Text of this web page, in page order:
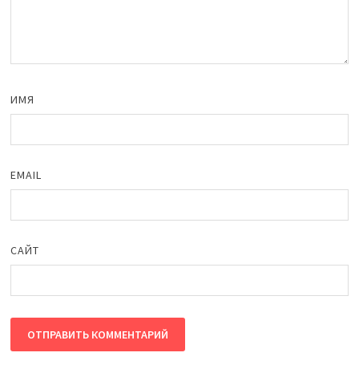
ИМЯ
EMAIL
САЙТ